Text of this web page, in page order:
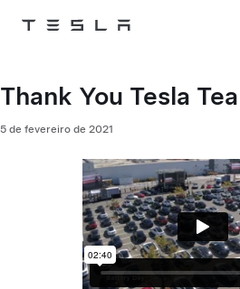
Tesla
Thank You Tesla
5 de fevereiro de 2021